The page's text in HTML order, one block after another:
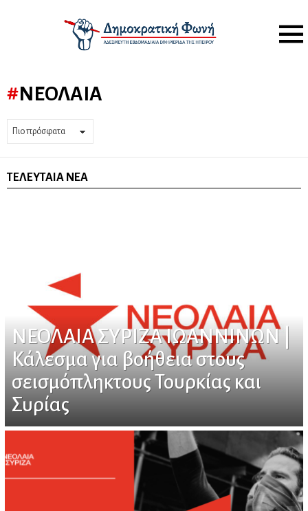
Menu
ΝΕΟΛΑΊΑ
ΤΕΛΕΥΤΑΊΑ ΝΈΑ
ΝΕΟΛΑΙΑ ΣΥΡΙΖΑ ΙΩΑΝΝΙΝΩΝ |
Κάλεσμα για βοήθεια στους
σεισμόπληκτους Τουρκίας και
Συρίας